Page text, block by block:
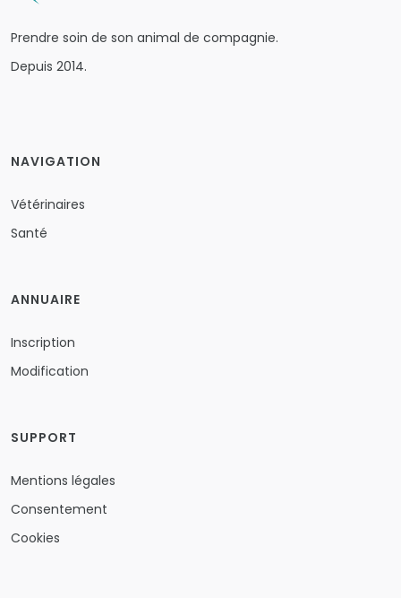
Prendre soin de son animal de compagnie.
Depuis 2014.
NAVIGATION
Vétérinaires
Santé
ANNUAIRE
Inscription
Modification
SUPPORT
Mentions légales
Consentement
Cookies